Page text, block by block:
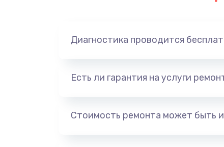
Диагностика проводится
Есть ли гарантия на услуги
Стоимость ремонта может быть